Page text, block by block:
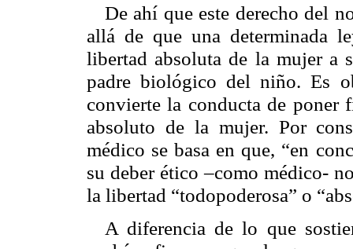
De ahí que este derecho del
allá de que una determinada
libertad absoluta de la mujer a
padre biológico del niño. Es
convierte la conducta de
absoluto de la mujer. Por
médico se basa en que, “en
su deber ético –como médico-
la libertad “todopoderosa” o
A diferencia de lo que